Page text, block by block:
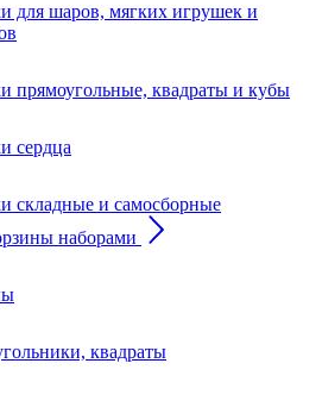
для шаров, мягких игрушек и
прямоугольные, квадраты и кубы
сердца
складные и самосборные
наборами
квадраты